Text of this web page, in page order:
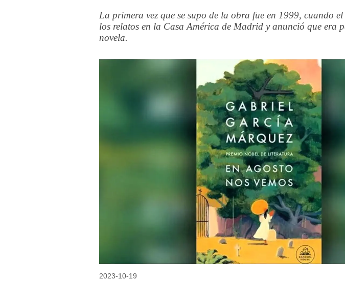
La primera vez que se supo de la obra fue en 1999, cuando
los relatos en la Casa América de Madrid y anunció que era
novela.
2023-10-19